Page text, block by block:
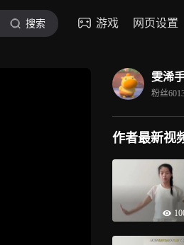
搜索 游戏 网页设置
雯浠
粉丝
作者最新视